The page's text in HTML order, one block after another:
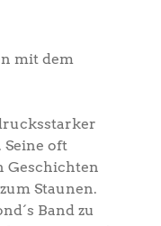
mit dem
oft
Geschichten
Staunen.
Band zu